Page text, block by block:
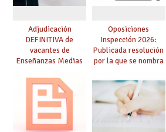
Adjudicación
DEFINITIVA de
vacantes de
Enseñanzas Medias
Oposiciones
Inspección 2026:
Publicada resolución
por la que se nombra
prácticas, se regulan
dichas prácticas y se
convoca acto público
de adjudicación